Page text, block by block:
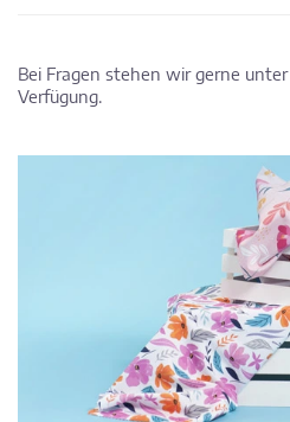
Bei Fragen stehen wir gerne unter
Verfügung.